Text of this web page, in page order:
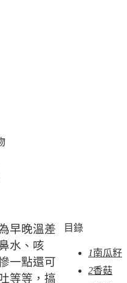
目錄
1南瓜籽
2香菇
早晚溫差
水、咳
一點還可
等等，搞